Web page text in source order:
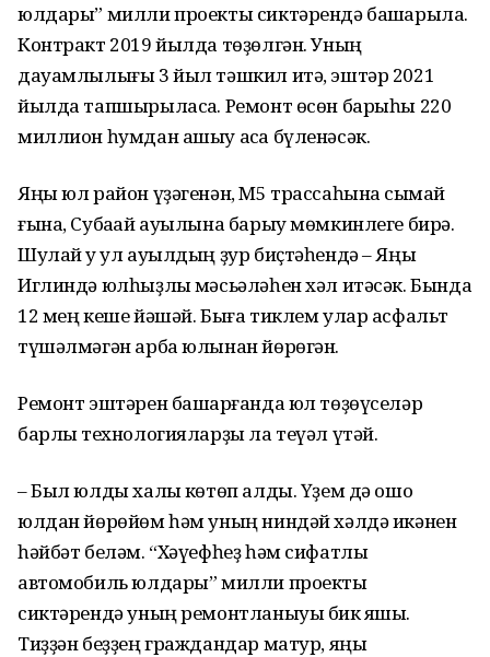
юлдары” милли проекты сиктәрендә башҡарыла.
Контракт 2019 йылда төҙөлгән. Уның
дауамлылығы 3 йыл тәшкил итә, эштәр 2021
йылда тапшырыласаҡ. Ремонт өсөн барыһы 220
миллион һумдан ашыу аҡса бүленәсәк.
Яңы юл район үҙәгенән, М5 трассаһына сыҡмай
ғына, Субаҡай ауылына барыу мөмкинлеге бирә.
Шулай уҡ ул ауылдың ҙур биҫтәһендә – Яңы
Иглиндә юлһыҙлыҡ мәсьәләһен хәл итәсәк. Бында
12 мең кеше йәшәй. Быға тиклем улар асфальт
түшәлмәгән арба юлынан йөрөгән.
Ремонт эштәрен башҡарғанда юл төҙөүселәр
барлыҡ технологияларҙы ла теүәл үтәй.
– Был юлды халыҡ көтөп алды. Үҙем дә ошо
юлдан йөрөйөм һәм уның ниндәй хәлдә икәнен
һәйбәт беләм. “Хәүефһеҙ һәм сифатлы
автомобиль юлдары” милли проекты
сиктәрендә уның ремонтланыуы бик яҡшы.
Тиҙҙән беҙҙең граждандар матур, яңы